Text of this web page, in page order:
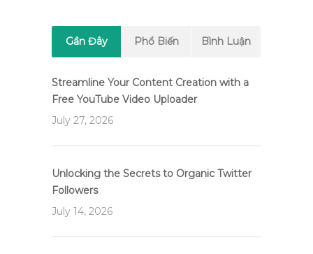
Gần Đây Phổ Biến Bình Luận
Streamline Your Content Creation with a
Free YouTube Video Uploader
July 27, 2026
Unlocking the Secrets to Organic Twitter
Followers
July 14, 2026